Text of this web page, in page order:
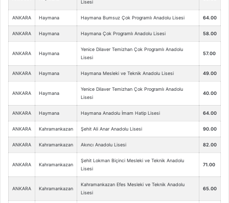
Lisesi
ANKARA Haymana Haymana Bumsuz Çok Programlı Anadolu Lisesi 64.00
ANKARA Haymana Haymana Çok Programlı Anadolu Lisesi 58.00
ANKARA Haymana
Yenice Dilaver Temizhan Çok Programlı Anadolu
Lisesi
57.00
ANKARA Haymana Haymana Mesleki ve Teknik Anadolu Lisesi 49.00
ANKARA Haymana
Yenice Dilaver Temizhan Çok Programlı Anadolu
Lisesi
40.00
ANKARA Haymana Haymana Anadolu İmam Hatip Lisesi 64.00
ANKARA Kahramankazan Şehit Ali Anar Anadolu Lisesi 90.00
ANKARA Kahramankazan Akıncı Anadolu Lisesi 82.00
ANKARA Kahramankazan
Şehit Lokman Biçinci Mesleki ve Teknik Anadolu
Lisesi
71.00
ANKARA Kahramankazan
Kahramankazan Efes Mesleki ve Teknik Anadolu
Lisesi
65.00